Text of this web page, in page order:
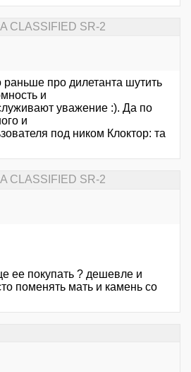
CLASSIFIED SR-2
раньше про дилетанта шутить
и
уважение :). Да по
и
под ником Клоктор: та
CLASSIFIED SR-2
ее покупать ? дешевле и
поменять мать и камень со